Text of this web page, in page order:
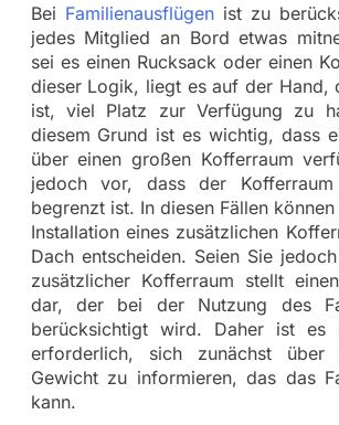
Bei Familienausflügenist zu
jedes Mitglied an Bord etwas
sei es einen Rucksack oder einen
dieser Logik, liegt es auf der Hand,
ist, viel Platz zur Verfügung zu
diesem Grund ist es wichtig, dass
über einen großen Kofferraum
jedoch vor, dass der
begrenzt ist. In diesen Fällen
Installation eines zusätzlichen
Dach entscheiden. Seien Sie
zusätzlicher Kofferraum stellt
dar, der bei der Nutzung des
berücksichtigt wird. Daher ist es
erforderlich, sich zunächst über
Gewicht zu informieren, das das
kann.